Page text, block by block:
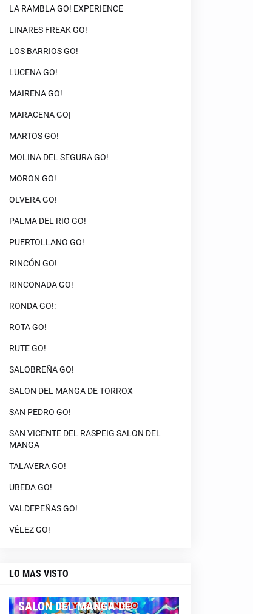
LA RAMBLA GO! EXPERIENCE
LINARES FREAK GO!
LOS BARRIOS GO!
LUCENA GO!
MAIRENA GO!
MARACENA GO|
MARTOS GO!
MOLINA DEL SEGURA GO!
MORON GO!
OLVERA GO!
PALMA DEL RIO GO!
PUERTOLLANO GO!
RINCÓN GO!
RINCONADA GO!
RONDA GO!:
ROTA GO!
RUTE GO!
SALOBREÑA GO!
SALON DEL MANGA DE TORROX
SAN PEDRO GO!
SAN VICENTE DEL RASPEIG SALON DEL
MANGA
TALAVERA GO!
UBEDA GO!
VALDEPEÑAS GO!
VÉLEZ GO!
LO MAS VISTO
SALON DEL MANGA DE